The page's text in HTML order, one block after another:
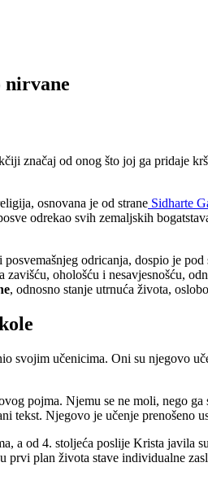
nirvane
značaj od onog što joj ga pridaje
osnovana je od strane Sidharte
odrekao svih zemaljskih
odricanja, dospio je
ohološću i nesavjesnošću,
, odnosno stanje utrnuća života,
svojim učenicima. Oni su njegovo
pojma. Njemu se ne moli, nego
tekst. Njegovo je učenje
a od 4. stoljeća poslije Krista javila
prvi plan života stave individualne